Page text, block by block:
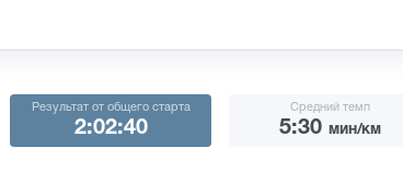
Результат от общего старта
2:02:40
Средний темп
5:30 мин/км